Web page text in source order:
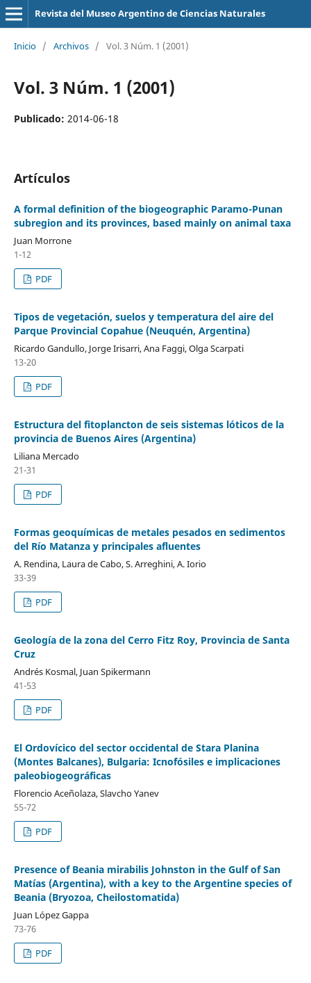
Revista del Museo Argentino de Ciencias Naturales
Inicio / Archivos / Vol. 3 Núm. 1 (2001)
Vol. 3 Núm. 1 (2001)
Publicado: 2014-06-18
Artículos
A formal definition of the biogeographic Paramo-Punan
subregion and its provinces, based mainly on animal taxa
Juan Morrone
1-12
PDF
Tipos de vegetación, suelos y temperatura del aire del
Parque Provincial Copahue (Neuquén, Argentina)
Ricardo Gandullo, Jorge Irisarri, Ana Faggi, Olga Scarpati
13-20
PDF
Estructura del fitoplancton de seis sistemas lóticos de la
provincia de Buenos Aires (Argentina)
Liliana Mercado
21-31
PDF
Formas geoquímicas de metales pesados en sedimentos
del Río Matanza y principales afluentes
A. Rendina, Laura de Cabo, S. Arreghini, A. Iorio
33-39
PDF
Geología de la zona del Cerro Fitz Roy, Provincia de Santa
Cruz
Andrés Kosmal, Juan Spikermann
41-53
PDF
El Ordovícico del sector occidental de Stara Planina
(Montes Balcanes), Bulgaria: Icnofósiles e implicaciones
paleobiogeográficas
Florencio Aceñolaza, Slavcho Yanev
55-72
PDF
Presence of Beania mirabilis Johnston in the Gulf of San
Matías (Argentina), with a key to the Argentine species of
Beania (Bryozoa, Cheilostomatida)
Juan López Gappa
73-76
PDF